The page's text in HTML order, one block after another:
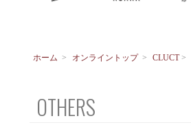
ホーム > オンライントップ > CLUCT>
OTHERS